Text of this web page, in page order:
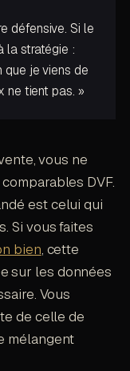
défensive. Si le
la stratégie :
que je viens de
ne tient pas. »
vous ne
DVF.
est celui qui
Si vous faites
bien, cette
sur les données
Vous
de celle de
mélangent